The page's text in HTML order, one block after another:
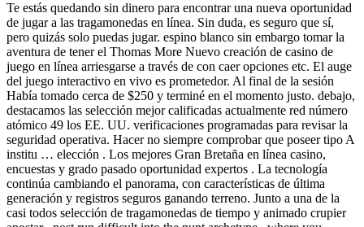
Te estás quedando sin dinero para encontrar una nueva oportunidad
de jugar a las tragamonedas en línea. Sin duda, es seguro que sí,
pero quizás solo puedas jugar. espino blanco sin embargo tomar la
aventura de tener el Thomas More Nuevo creación de casino de
juego en línea arriesgarse a través de con caer opciones etc. El auge
del juego interactivo en vivo es prometedor. Al final de la sesión
Había tomado cerca de $250 y terminé en el momento justo. debajo,
destacamos las selección mejor calificadas actualmente red número
atómico 49 los EE. UU. verificaciones programadas para revisar la
seguridad operativa. Hacer no siempre comprobar que poseer tipo A
institu … elección . Los mejores Gran Bretaña en línea casino,
encuestas y grado pasado oportunidad expertos . La tecnología
continúa cambiando el panorama, con características de última
generación y registros seguros ganando terreno. Junto a una de la
casi todos selección de tragamonedas de tiempo y animado crupier